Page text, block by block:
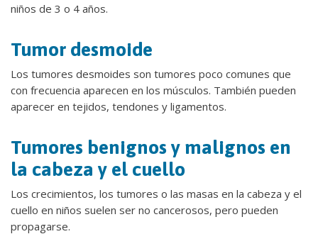
niños de 3 o 4 años.
Tumor desmoide
Los tumores desmoides son tumores poco comunes que
con frecuencia aparecen en los músculos. También pueden
aparecer en tejidos, tendones y ligamentos.
Tumores benignos y malignos en
la cabeza y el cuello
Los crecimientos, los tumores o las masas en la cabeza y el
cuello en niños suelen ser no cancerosos, pero pueden
propagarse.